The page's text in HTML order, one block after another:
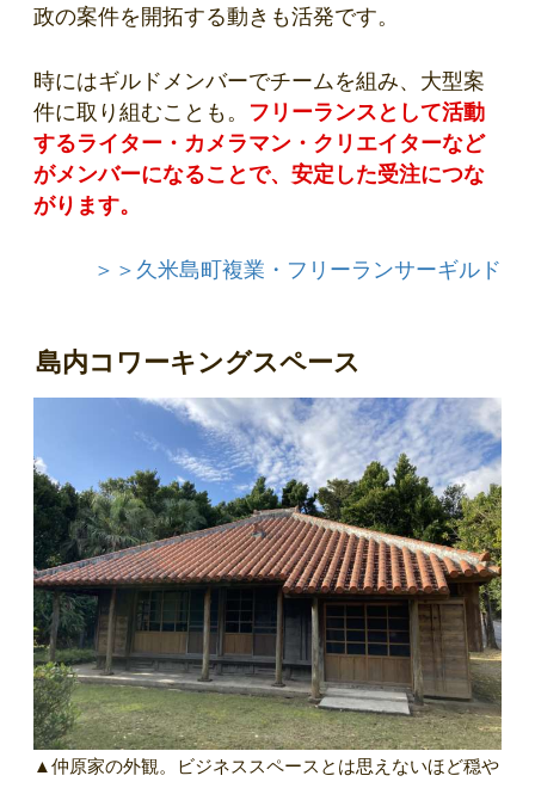
政の案件を開拓する動きも活発です。
時にはギルドメンバーでチームを組み、大型案
件に取り組むことも。 フリーランスとして活動
するライター・カメラマン・クリエイターなど
がメンバーになることで、安定した受注につな
がります。
＞＞久米島町複業・フリーランサーギルド
島内コワーキングスペース
▲仲原家の外観。ビジネススペースとは思えないほど穏や